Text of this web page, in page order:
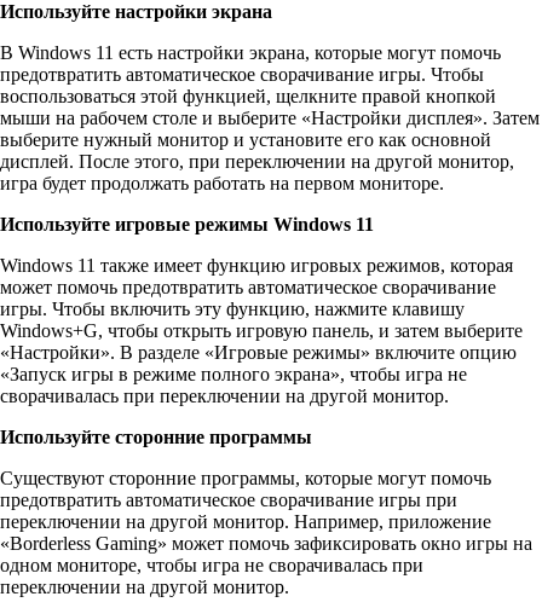
Используйте настройки экрана
В Windows 11 есть настройки экрана, которые могут помочь
предотвратить автоматическое сворачивание игры. Чтобы
воспользоваться этой функцией, щелкните правой кнопкой
мыши на рабочем столе и выберите «Настройки дисплея». Затем
выберите нужный монитор и установите его как основной
дисплей. После этого, при переключении на другой монитор,
игра будет продолжать работать на первом мониторе.
Используйте игровые режимы Windows 11
Windows 11 также имеет функцию игровых режимов, которая
может помочь предотвратить автоматическое сворачивание
игры. Чтобы включить эту функцию, нажмите клавишу
Windows+G, чтобы открыть игровую панель, и затем выберите
«Настройки». В разделе «Игровые режимы» включите опцию
«Запуск игры в режиме полного экрана», чтобы игра не
сворачивалась при переключении на другой монитор.
Используйте сторонние программы
Существуют сторонние программы, которые могут помочь
предотвратить автоматическое сворачивание игры при
переключении на другой монитор. Например, приложение
«Borderless Gaming» может помочь зафиксировать окно игры на
одном мониторе, чтобы игра не сворачивалась при
переключении на другой монитор.